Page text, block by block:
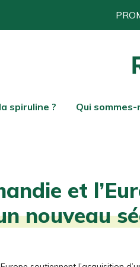
spiruline ? Qui sommes-
et
nouveau